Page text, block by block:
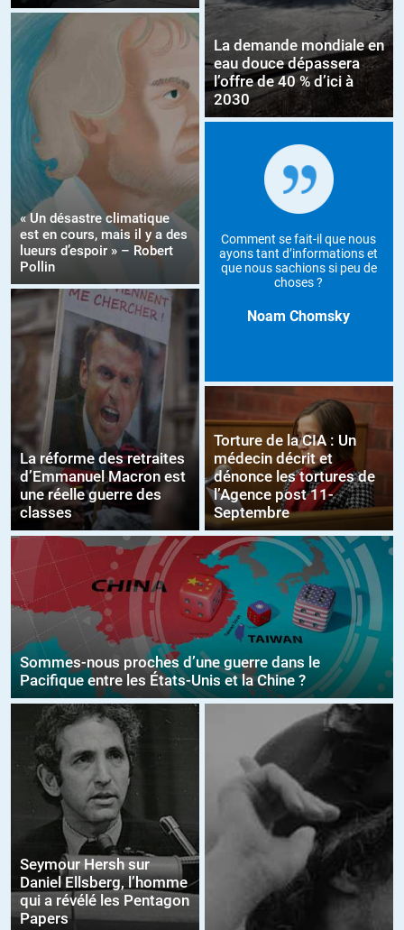
« Un désastre climatique
est en cours, mais il y a des
lueurs d’espoir » – Robert
Pollin
La réforme des retraites
d’Emmanuel Macron est
une réelle guerre des
classes
La demande mondiale en
eau douce dépassera
l’offre de 40 % d’ici à
2030
Comment se fait-il que nous
ayons tant d’informations et
que nous sachions si peu de
choses ?
Noam Chomsky
Torture de la CIA : Un
médecin décrit et
dénonce les tortures de
l’Agence post 11-
Septembre
Sommes-nous proches d’une guerre dans le
Pacifique entre les États-Unis et la Chine ?
Seymour Hersh sur
Daniel Ellsberg, l’homme
qui a révélé les Pentagon
Papers